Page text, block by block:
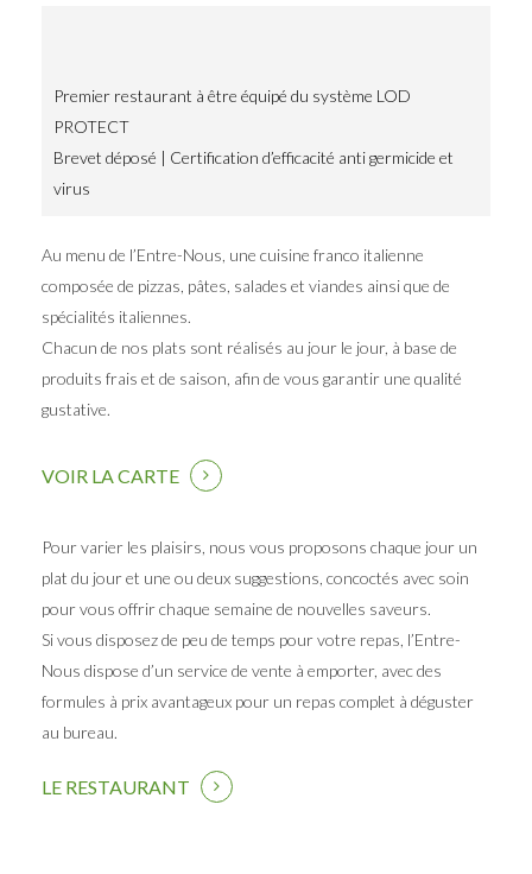
Premier restaurant à être équipé du système LOD
PROTECT
Brevet déposé | Certification d’efficacité anti germicide et
virus
Au menu de l’Entre-Nous, une cuisine franco italienne
composée de pizzas, pâtes, salades et viandes ainsi que de
spécialités italiennes.
Chacun de nos plats sont réalisés au jour le jour, à base de
produits frais et de saison, afin de vous garantir une qualité
gustative.
VOIR LA CARTE
Pour varier les plaisirs, nous vous proposons chaque jour un
plat du jour et une ou deux suggestions, concoctés avec soin
pour vous offrir chaque semaine de nouvelles saveurs.
Si vous disposez de peu de temps pour votre repas, l’Entre-
Nous dispose d’un service de vente à emporter, avec des
formules à prix avantageux pour un repas complet à déguster
au bureau.
LE RESTAURANT